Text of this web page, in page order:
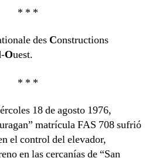
* * *
desConstructions
Ouest.
* * *
18 de agosto 1976,
matrícula FAS 708 sufrió
el control del elevador,
en las cercanías de “San